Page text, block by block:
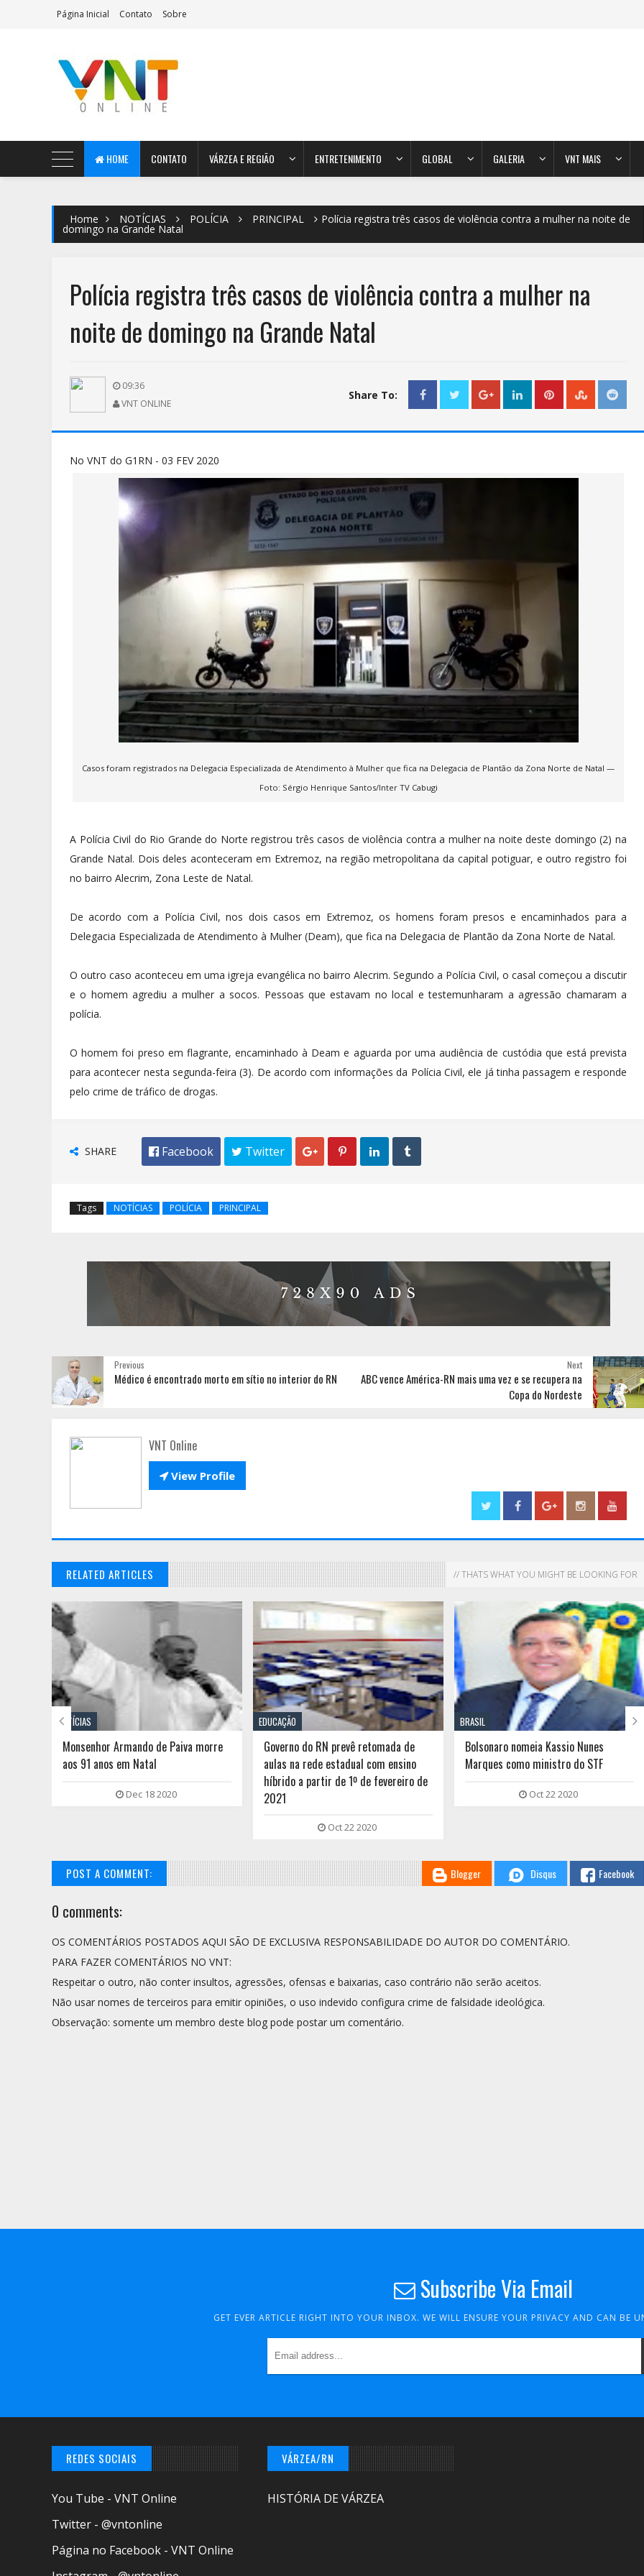
Página Inicial Contato Sobre
AeroMag Blogger Template
HOME CONTATO VÁRZEA E REGIÃO ENTRETENIMENTO GLOBAL GALERIA VNT MAIS
Home NOTÍCIAS POLÍCIA PRINCIPAL Polícia registra três casos de violência contra a mulher na noite de
domingo na Grande Natal
Polícia registra três casos de violência contra a mulher na
noite de domingo na Grande Natal
09:36
VNT ONLINE
Share To:
No VNT do G1RN - 03 FEV 2020
Casos foram registrados na Delegacia Especializada de Atendimento à Mulher que fica na Delegacia de Plantão da Zona Norte de Natal —
Foto: Sérgio Henrique Santos/Inter TV Cabugi
A Polícia Civil do Rio Grande do Norte registrou três casos de violência contra a mulher na noite deste domingo (2) na
Grande Natal. Dois deles aconteceram em Extremoz, na região metropolitana da capital potiguar, e outro registro foi
no bairro Alecrim, Zona Leste de Natal.
De acordo com a Polícia Civil, nos dois casos em Extremoz, os homens foram presos e encaminhados para a
Delegacia Especializada de Atendimento à Mulher (Deam), que fica na Delegacia de Plantão da Zona Norte de Natal.
O outro caso aconteceu em uma igreja evangélica no bairro Alecrim. Segundo a Polícia Civil, o casal começou a discutir
e o homem agrediu a mulher a socos. Pessoas que estavam no local e testemunharam a agressão chamaram a
polícia.
O homem foi preso em flagrante, encaminhado à Deam e aguarda por uma audiência de custódia que está prevista
para acontecer nesta segunda-feira (3). De acordo com informações da Polícia Civil, ele já tinha passagem e responde
pelo crime de tráfico de drogas.
SHARE  Facebook  Twitter    
Tags NOTÍCIAS POLÍCIA PRINCIPAL
Next
ABC vence América-RN mais uma vez e se recupera na
Copa do Nordeste
Previous
Médico é encontrado morto em sítio no interior do RN
VNT Online
View Profile
RELATED ARTICLES // THATS WHAT YOU MIGHT BE LOOKING FOR
NOTÍCIAS
Monsenhor Armando de Paiva morre
aos 91 anos em Natal
Dec 18 2020
EDUCAÇÃO
Governo do RN prevê retomada de
aulas na rede estadual com ensino
híbrido a partir de 1º de fevereiro de
2021
Oct 22 2020
BRASIL
Bolsonaro nomeia Kassio Nunes
Marques como ministro do STF
Oct 22 2020
 
POST A COMMENT: Blogger Disqus Facebook
0 comments:
OS COMENTÁRIOS POSTADOS AQUI SÃO DE EXCLUSIVA RESPONSABILIDADE DO AUTOR DO COMENTÁRIO.
PARA FAZER COMENTÁRIOS NO VNT:
Respeitar o outro, não conter insultos, agressões, ofensas e baixarias, caso contrário não serão aceitos.
Não usar nomes de terceiros para emitir opiniões, o uso indevido configura crime de falsidade ideológica.
Observação: somente um membro deste blog pode postar um comentário.
Subscribe Via Email
GET EVER ARTICLE RIGHT INTO YOUR INBOX. WE WILL ENSURE YOUR PRIVACY AND CAN BE
REDES SOCIAIS
You Tube - VNT Online
Twitter - @vntonline
Página no Facebook - VNT Online
VÁRZEA/RN
HISTÓRIA DE VÁRZEA